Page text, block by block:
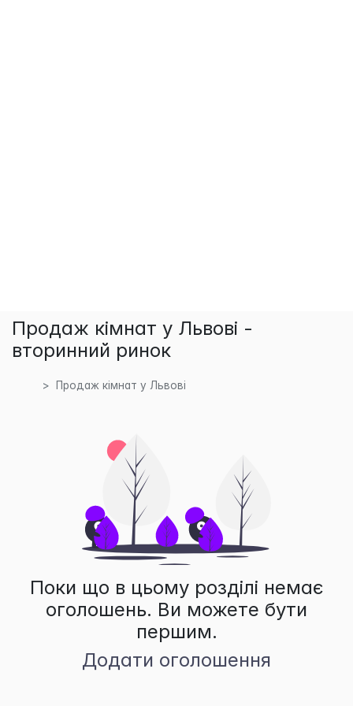
Продаж кімнат у Львові -
вторинний ринок
Продаж кімнат у Львові
Поки що в цьому розділі немає
оголошень. Ви можете бути
першим.
Додати оголошення